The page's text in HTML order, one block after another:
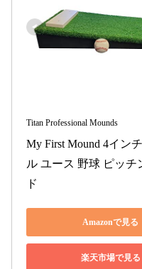
Titan Professional Mounds
My First Mound 4イン
ル ユース 野球 ピッチ
ド
Amazonで見る
楽天市場で見る